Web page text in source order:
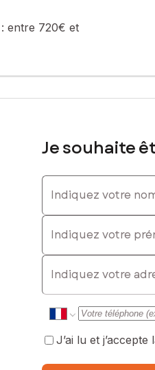
ou un espace de loisirs.
Géorisques :
- EI - Agent
entre 720€ et
Je souhaite
Indiquez votre nom
Indiquez votre prénom
E-mail
J’ai lu et j’accepte